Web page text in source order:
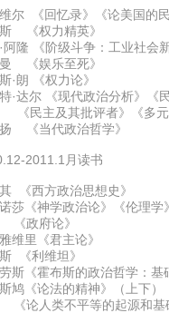
尔 《回忆录》《论美国的
《权力精英》
阿隆 《阶级斗争：工业社会
《娱乐至死》
·朗 《权力论》
·达尔 《现代政治分析》《
主及其批评者》《多元
《当代政治哲学》
2011.1月读书
《西方政治思想史》
莎《神学政治论》《伦理学
《政府论》
维里《君主论》
《利维坦》
斯《霍布斯的政治哲学：基
鸠《论法的精神》（上下）
《论人类不平等的起源和基